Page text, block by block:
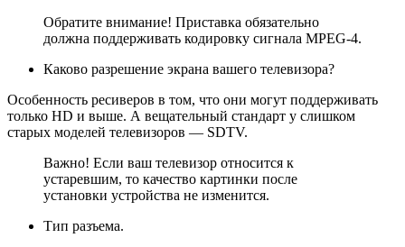
Обратите внимание! Приставка обязательно
должна поддерживать кодировку сигнала MPEG-4.
Каково разрешение экрана вашего телевизора?
Особенность ресиверов в том, что они могут поддерживать
только HD и выше. А вещательный стандарт у слишком
старых моделей телевизоров — SDTV.
Важно! Если ваш телевизор относится к
устаревшим, то качество картинки после
установки устройства не изменится.
Тип разъема.